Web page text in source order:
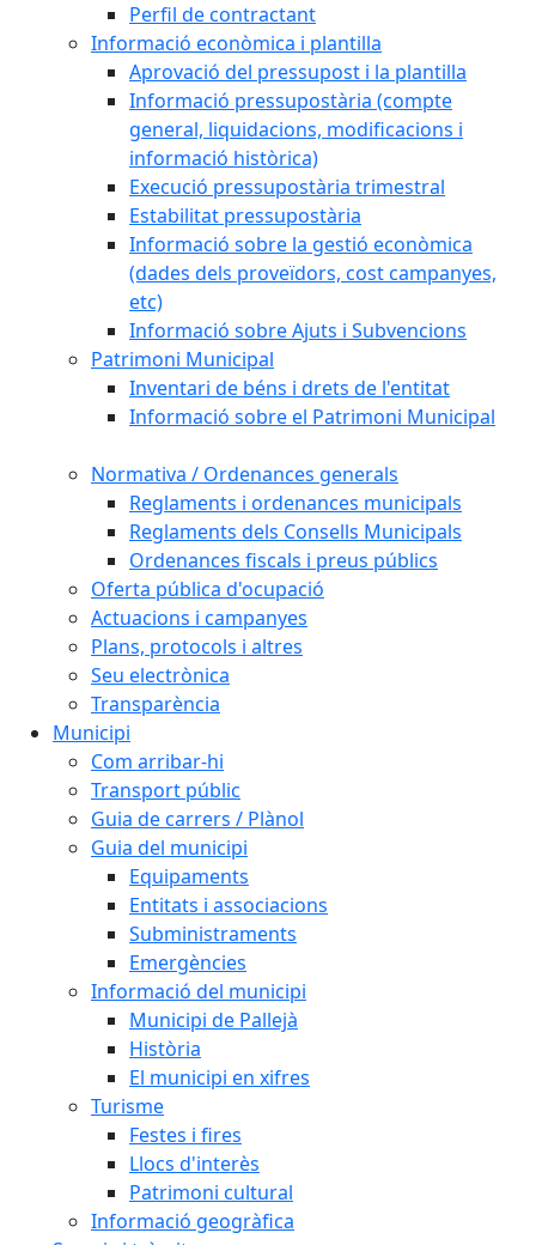
Perfil de contractant
Informació econòmica i plantilla
Aprovació del pressupost i la plantilla
Informació pressupostària (compte
general, liquidacions, modificacions i
informació històrica)
Execució pressupostària trimestral
Estabilitat pressupostària
Informació sobre la gestió econòmica
(dades dels proveïdors, cost campanyes,
etc)
Informació sobre Ajuts i Subvencions
Patrimoni Municipal
Inventari de béns i drets de l'entitat
Informació sobre el Patrimoni Municipal
Normativa / Ordenances generals
Reglaments i ordenances municipals
Reglaments dels Consells Municipals
Ordenances fiscals i preus públics
Oferta pública d'ocupació
Actuacions i campanyes
Plans, protocols i altres
Seu electrònica
Transparència
Municipi
Com arribar-hi
Transport públic
Guia de carrers / Plànol
Guia del municipi
Equipaments
Entitats i associacions
Subministraments
Emergències
Informació del municipi
Municipi de Pallejà
Història
El municipi en xifres
Turisme
Festes i fires
Llocs d'interès
Patrimoni cultural
Informació geogràfica